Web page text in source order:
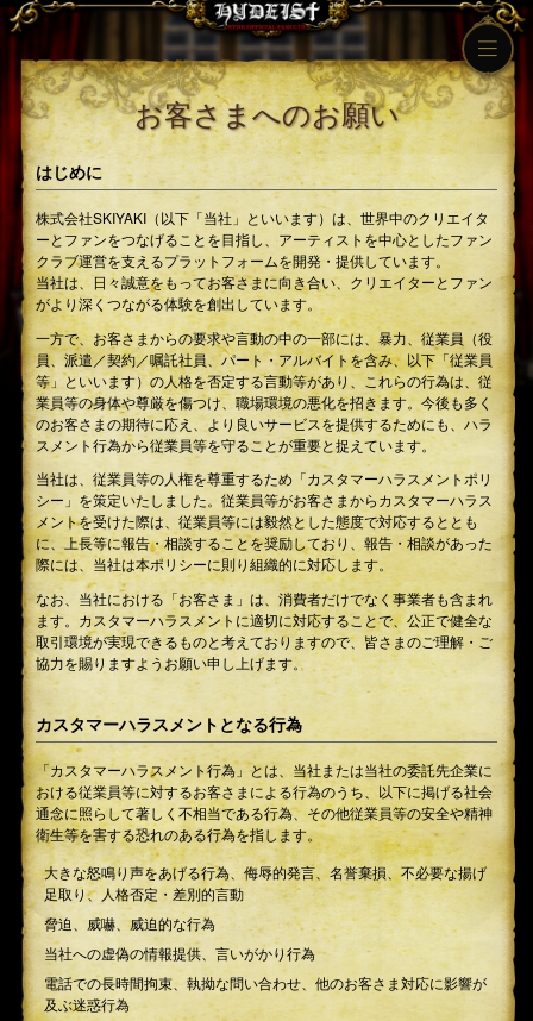
お客さまへのお願い
はじめに
株式会社SKIYAKI（以下「当社」といいます）は、世界中のクリエイタ
ーとファンをつなげることを目指し、アーティストを中心としたファン
クラブ運営を支えるプラットフォームを開発・提供しています。
当社は、日々誠意をもってお客さまに向き合い、クリエイターとファン
がより深くつながる体験を創出しています。
一方で、お客さまからの要求や言動の中の一部には、暴力、従業員（役
員、派遣／契約／嘱託社員、パート・アルバイトを含み、以下「従業員
等」といいます）の人格を否定する言動等があり、これらの行為は、従
業員等の身体や尊厳を傷つけ、職場環境の悪化を招きます。今後も多く
のお客さまの期待に応え、より良いサービスを提供するためにも、ハラ
スメント行為から従業員等を守ることが重要と捉えています。
当社は、従業員等の人権を尊重するため「カスタマーハラスメントポリ
シー」を策定いたしました。従業員等がお客さまからカスタマーハラス
メントを受けた際は、従業員等には毅然とした態度で対応するととも
に、上長等に報告・相談することを奨励しており、報告・相談があった
際には、当社は本ポリシーに則り組織的に対応します。
なお、当社における「お客さま」は、消費者だけでなく事業者も含まれ
ます。カスタマーハラスメントに適切に対応することで、公正で健全な
取引環境が実現できるものと考えておりますので、皆さまのご理解・ご
協力を賜りますようお願い申し上げます。
カスタマーハラスメントとなる行為
「カスタマーハラスメント行為」とは、当社または当社の委託先企業に
おける従業員等に対するお客さまによる行為のうち、以下に掲げる社会
通念に照らして著しく不相当である行為、その他従業員等の安全や精神
衛生等を害する恐れのある行為を指します。
大きな怒鳴り声をあげる行為、侮辱的発言、名誉棄損、不必要な揚げ
足取り、人格否定・差別的言動
脅迫、威嚇、威迫的な行為
当社への虚偽の情報提供、言いがかり行為
電話での長時間拘束、執拗な問い合わせ、他のお客さま対応に影響が
及ぶ迷惑行為